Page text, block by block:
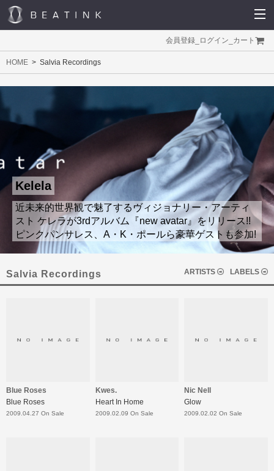
会員登録 ログイン カート
HOME Salvia Recordings
Kelela
近未来的世界観で魅了するヴィジョナリー・アーティ
スト ケレラが3rdアルバム『new avatar』をリリース!!
ピンクパンサレス、A・K・ポールら豪華ゲストも参加!
Salvia Recordings ARTISTS LABELS
Blue Roses
Blue Roses
2009.04.27 On Sale
Kwes.
Heart In Home
2009.02.09 On Sale
Nic Nell
Glow
2009.02.02 On Sale